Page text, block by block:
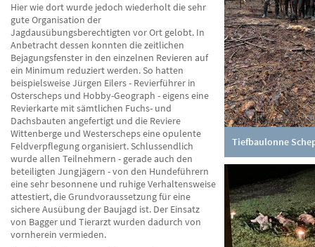
Tiefbaulonne
Hier wie dort wurde jedoch wiederholt die sehr
gute Organisation der
Jagdausübungsberechtigten vor Ort gelobt. In
Anbetracht dessen konnten die zeitlichen
Bejagungsfenster in den einzelnen Revieren auf
ein Minimum reduziert werden. So hatten
beispielsweise Jürgen Eilers - Revierführer in
Osterscheps und Hobby-Geograph - eigens eine
Revierkarte mit sämtlichen Fuchs- und
Dachsbauten angefertigt und die Reviere
Wittenberge und Westerscheps eine opulente
Feldverpflegung organisiert. Schlussendlich
wurde allen Teilnehmern - gerade auch den
beteiligten Jungjägern - von den Hundeführern
eine sehr besonnene und ruhige Verhaltensweise
attestiert, die Grundvoraussetzung für eine
sichere Ausübung der Baujagd ist. Der Einsatz
von Bagger und Tierarzt wurden dadurch von
vornherein vermieden.